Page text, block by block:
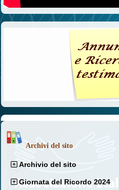
Archivi del sito
Archivio del sito
Giornata del Ricordo 2024